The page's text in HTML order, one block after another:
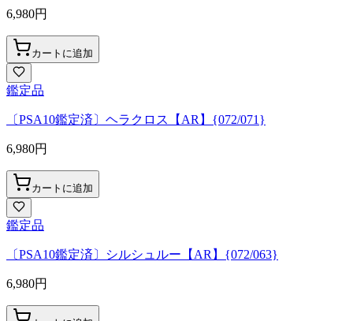
6,980円
カートに追加
鑑定品
〔PSA10鑑定済〕ヘラクロス【AR】{072/071}
6,980円
カートに追加
鑑定品
〔PSA10鑑定済〕シルシュルー【AR】{072/063}
6,980円